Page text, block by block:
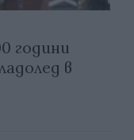
години
в